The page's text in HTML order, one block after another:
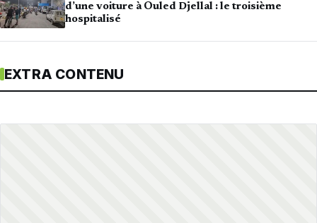
d’une voiture à Ouled Djellal : le troisième
hospitalisé
EXTRA CONTENU